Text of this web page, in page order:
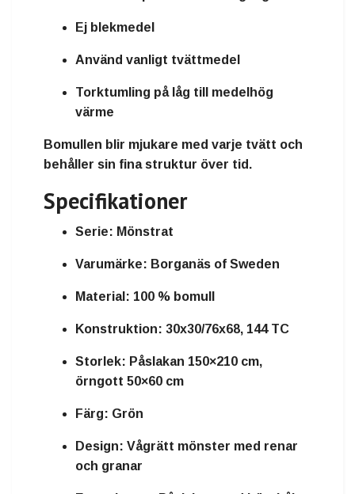
Ej blekmedel
Använd vanligt tvättmedel
Torktumling på låg till medelhög
värme
Bomullen blir mjukare med varje tvätt och
behåller sin fina struktur över tid.
Specifikationer
Serie: Mönstrat
Varumärke: Borganäs of Sweden
Material: 100 % bomull
Konstruktion: 30x30/76x68, 144 TC
Storlek: Påslakan 150×210 cm,
örngott 50×60 cm
Färg: Grön
Design: Vågrätt mönster med renar
och granar